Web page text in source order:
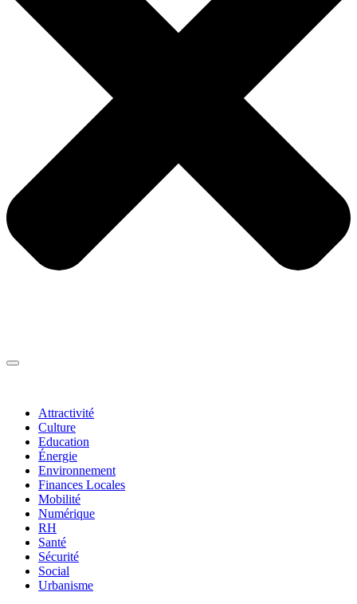
Attractivité
Culture
Education
Énergie
Environnement
Finances Locales
Mobilité
Numérique
RH
Santé
Sécurité
Social
Urbanisme